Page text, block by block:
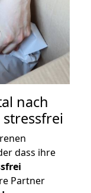
nach
dass ihre
Partner